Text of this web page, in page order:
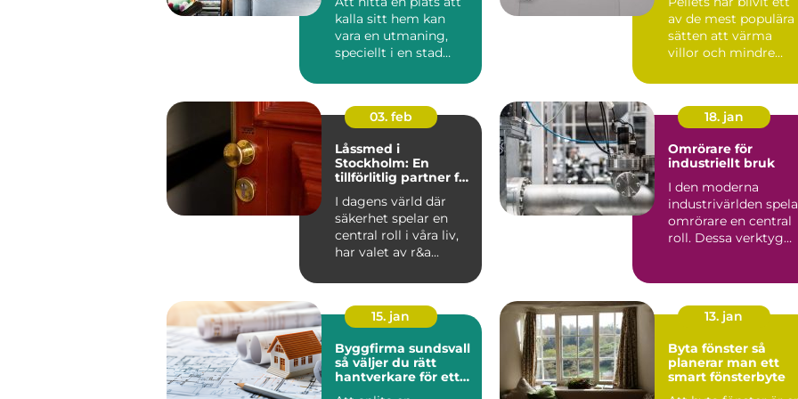
kalla sitt hem kan
vara en utmaning,
speciellt i en stad
g...
av de mest populära
sätten att värma
villor och mindre
03. feb
Låssmed i
Stockholm: En
tillförlitlig partner för
I dagens värld där
säkerhet spelar en
central roll i våra liv,
har valet av r&a...
18. jan
Omrörare för
industriellt bruk
I den moderna
industrivärlden
omrörare en central
roll. Dessa verktyg
15. jan
Byggfirma sundsvall
så väljer du rätt
hantverkare för ett
13. jan
Byta fönster så
planerar man ett
smart fönsterbyte